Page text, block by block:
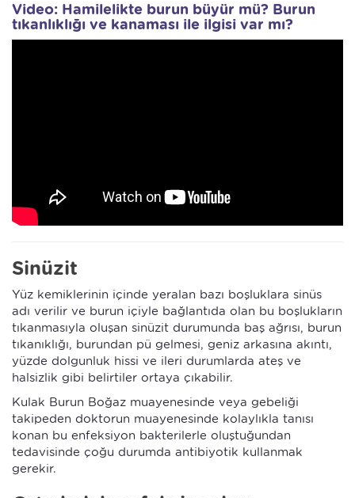
Video: Hamilelikte burun büyür mü? Burun
tıkanlıklığı ve kanaması ile ilgisi var mı?
Sinüzit
Yüz kemiklerinin içinde yeralan bazı boşluklara sinüs
adı verilir ve burun içiyle bağlantıda olan bu boşlukların
tıkanmasıyla oluşan sinüzit durumunda baş ağrısı, burun
tıkanıklığı, burundan pü gelmesi, geniz arkasına akıntı,
yüzde dolgunluk hissi ve ileri durumlarda ateş ve
halsizlik gibi belirtiler ortaya çıkabilir.
Kulak Burun Boğaz muayenesinde veya gebeliği
takipeden doktorun muayenesinde kolaylıkla tanısı
konan bu enfeksiyon bakterilerle oluştuğundan
tedavisinde çoğu durumda antibiyotik kullanmak
gerekir.